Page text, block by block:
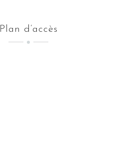
Plan d’accès